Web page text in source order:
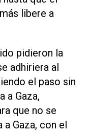
libere a
pidieron la
adhiriera al
el paso sin
a Gaza,
que no se
a Gaza, con el